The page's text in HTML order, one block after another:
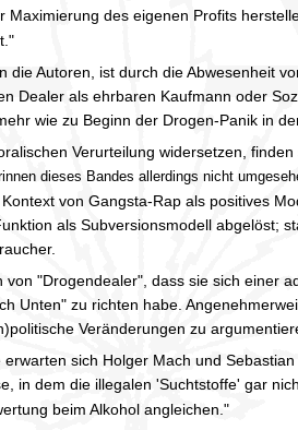
Maximierung des eigenen Profits
die Autoren, ist durch die Abwesenheit
Dealer als ehrbaren Kaufmann oder
wie zu Beginn der Drogen-Panik in
Verurteilung widersetzen,
dieses Bandes allerdings nicht
von Gangsta-Rap als positives
als Subversionsmodell abgelöst;
"Drogendealer", dass sie sich einer
Unten" zu richten habe.
Veränderungen zu
sich Holger Mach und
in dem die illegalen 'Suchtstoffe' gar
beim Alkohol angleichen."